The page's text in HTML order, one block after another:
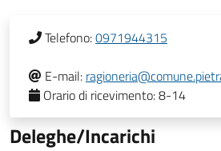
Telefono:0971944315
E-mail:
Orario di ricevimento:8-14
Deleghe/Incarichi